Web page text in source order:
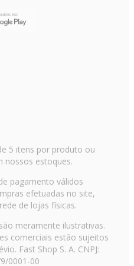
5 itens por produto ou
nossos estoques.
pagamento válidos
efetuadas no site,
de lojas físicas.
meramente ilustrativas.
comerciais estão sujeitos
Fast Shop S. A. CNPJ:
0001-00